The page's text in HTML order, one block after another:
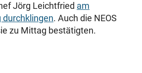
Jörg Leichtfried am
. Auch die NEOS
zu Mittag bestätigten.